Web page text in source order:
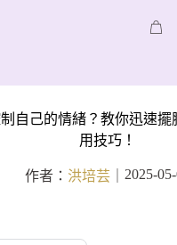
自己的情緒？教你迅速擺
用技巧！
作者： 洪培芸 2025-